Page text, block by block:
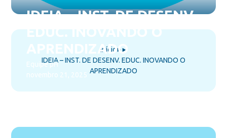
IDEIA – INST. DE DESENV.
EDUC. INOVANDO O
APRENDIZADO
Equipe pH
novembro 21, 2025
Início ⯈⯈
IDEIA – INST. DE DESENV. EDUC. INOVANDO O
APRENDIZADO